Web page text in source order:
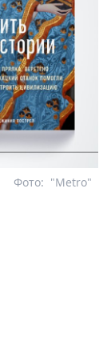
"Metro"
Фото: